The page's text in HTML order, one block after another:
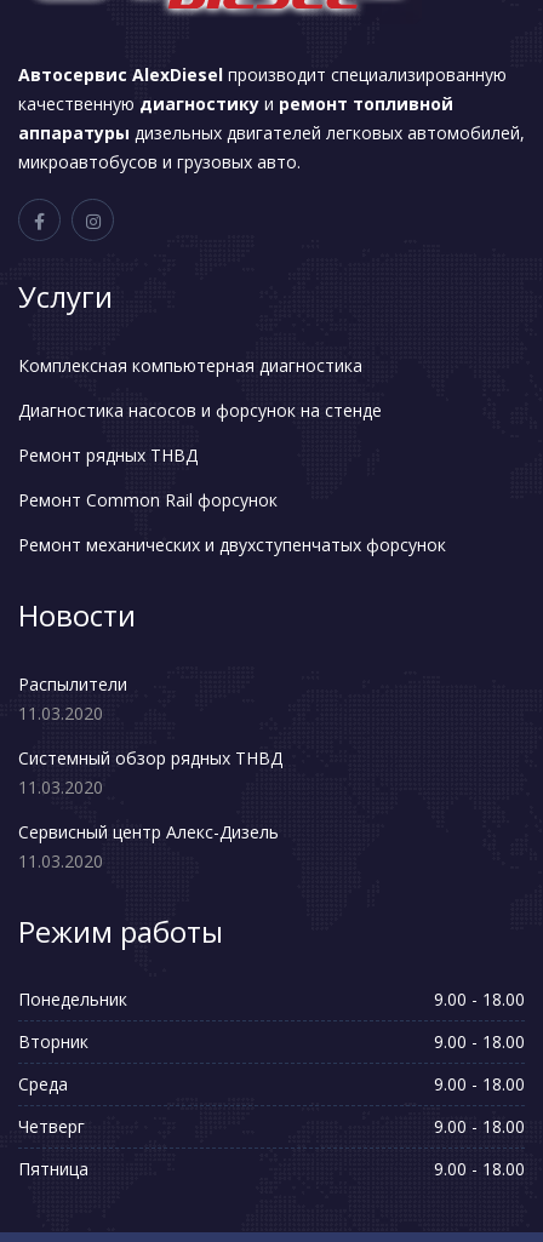
Автосервис AlexDiesel производит специализированную
качественную диагностику и ремонт топливной
аппаратуры дизельных двигателей легковых автомобилей,
микроавтобусов и грузовых авто.
Услуги
Комплексная компьютерная диагностика
Диагностика насосов и форсунок на стенде
Ремонт рядных ТНВД
Ремонт Common Rail форсунок
Ремонт механических и двухступенчатых форсунок
Новости
Распылители
11.03.2020
Системный обзор рядных ТНВД
11.03.2020
Сервисный центр Алекс-Дизель
11.03.2020
Режим работы
Понедельник
9.00 - 18.00
Вторник
9.00 - 18.00
Среда
9.00 - 18.00
Четверг
9.00 - 18.00
Пятница
9.00 - 18.00